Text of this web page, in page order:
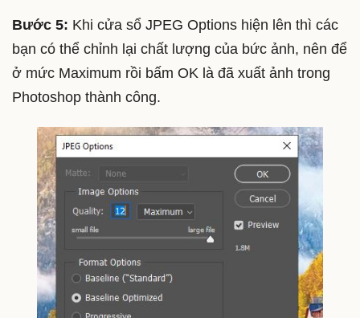
Bước 5: Khi cửa sổ JPEG Options hiện lên thì các
bạn có thể chỉnh lại chất lượng của bức ảnh, nên để
ở mức Maximum rồi bấm OK là đã xuất ảnh trong
Photoshop thành công.